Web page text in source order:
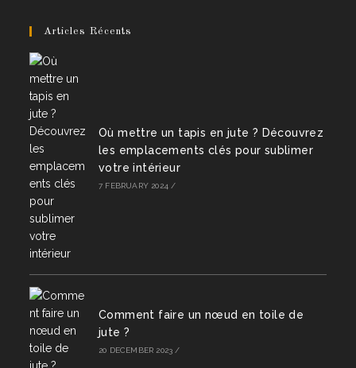
Articles Récents
Où mettre un tapis en jute ? Découvrez
les emplacements clés pour sublimer
votre intérieur
7 FEBRUARY 2024 /
Comment faire un nœud en toile de
jute ?
20 DECEMBER 2023 /